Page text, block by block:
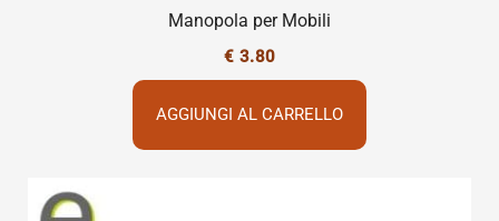
Manopola per Mobili
€ 3.80
AGGIUNGI AL CARRELLO